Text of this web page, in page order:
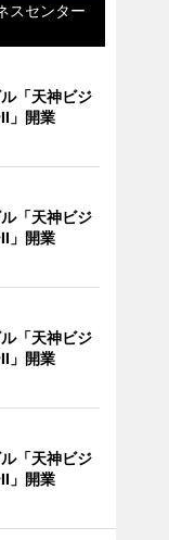
スセンター
「天神ビジ
」開業
「天神ビジ
」開業
「天神ビジ
」開業
「天神ビジ
」開業